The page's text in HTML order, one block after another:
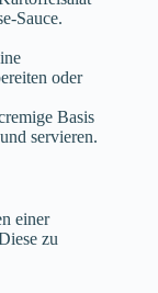
Sauce.
oder
Basis
servieren.
einer
zu